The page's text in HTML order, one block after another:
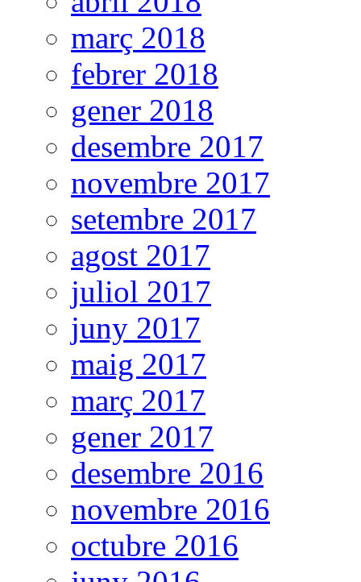
març 2018
febrer 2018
gener 2018
desembre 2017
novembre 2017
setembre 2017
agost 2017
juliol 2017
juny 2017
maig 2017
març 2017
gener 2017
desembre 2016
novembre 2016
octubre 2016